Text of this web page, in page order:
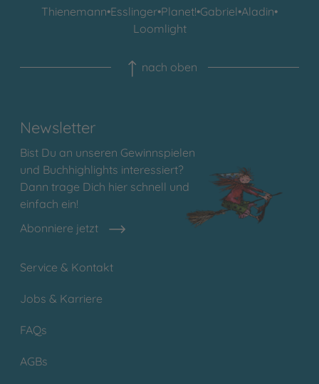
Thienemann•Esslinger•Planet!•Gabriel•Aladin•
Loomlight
nach oben
Newsletter
Bist Du an unseren Gewinnspielen
und Buchhighlights interessiert?
Dann trage Dich hier schnell und
einfach ein!
Abonniere jetzt
Service & Kontakt
Jobs & Karriere
FAQs
AGBs